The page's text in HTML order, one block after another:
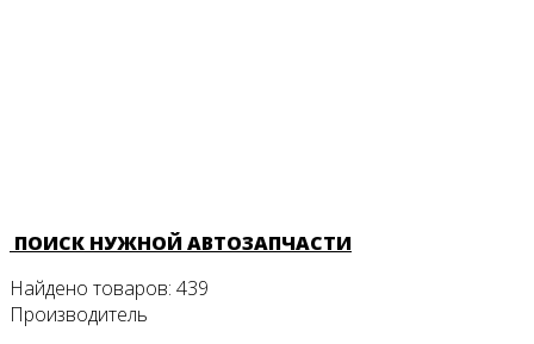
ПОИСК НУЖНОЙ АВТОЗАПЧАСТИ
Найдено товаров: 439
Производитель